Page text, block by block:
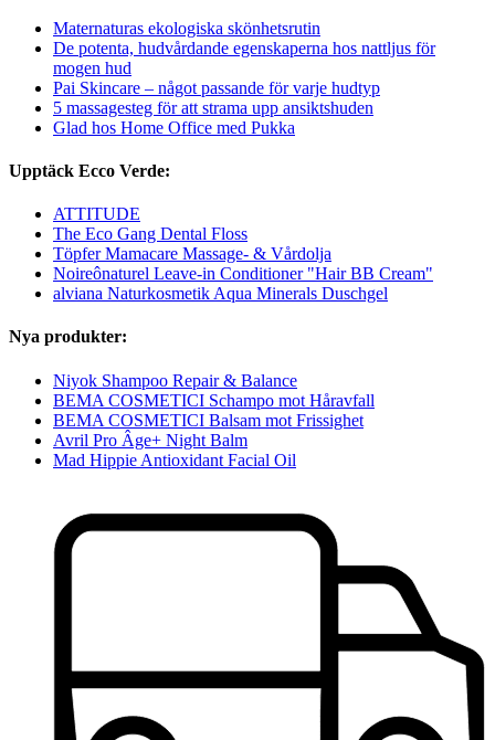
Maternaturas ekologiska skönhetsrutin
De potenta, hudvårdande egenskaperna hos nattljus för
mogen hud
Pai Skincare – något passande för varje hudtyp
5 massagesteg för att strama upp ansiktshuden
Glad hos Home Office med Pukka
Upptäck Ecco Verde:
ATTITUDE
The Eco Gang Dental Floss
Töpfer Mamacare Massage- & Vårdolja
Noireônaturel Leave-in Conditioner "Hair BB Cream"
alviana Naturkosmetik Aqua Minerals Duschgel
Nya produkter:
Niyok Shampoo Repair & Balance
BEMA COSMETICI Schampo mot Håravfall
BEMA COSMETICI Balsam mot Frissighet
Avril Pro Âge+ Night Balm
Mad Hippie Antioxidant Facial Oil